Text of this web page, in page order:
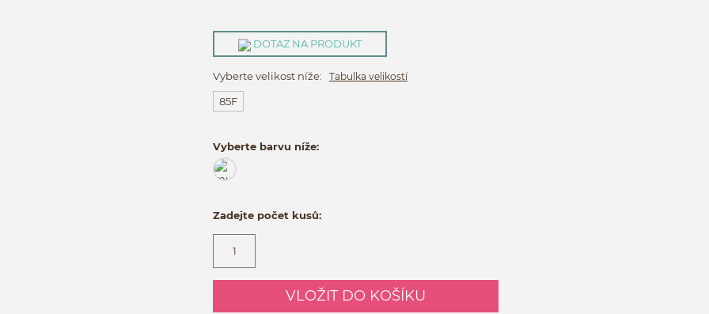
DOTAZ NA PRODUKT
Vyberte velikost níže: Tabulka velikostí
85F
Vyberte barvu níže:
Zadejte počet kusů:
VLOŽIT DO KOŠÍKU